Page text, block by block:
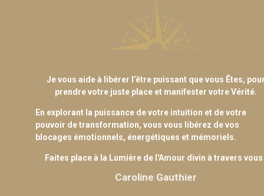
Je vous aide à libérer l’être puissant que vous Êtes,
prendre votre juste place et manifester votre Vérité.
En explorant la puissance de votre intuition et de votre
pouvoir de transformation, vous vous libérez de vos
blocages émotionnels, énergétiques et mémoriels.
Faites place à la Lumière de l'Amour divin à travers vous
Caroline Gauthier